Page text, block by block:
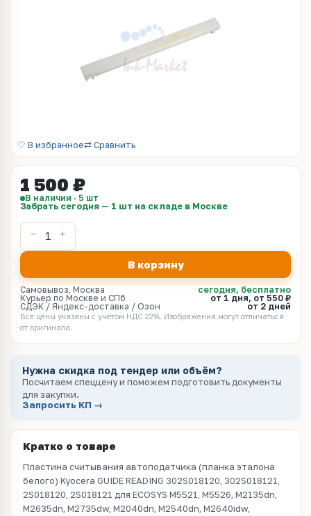
♡ В избранное⇄ Сравнить
1 500 ₽
В наличии · 5 шт
Забрать сегодня — 1 шт на складе в Москве
В корзину
Самовывоз, Москва
сегодня, бесплатно
Курьер по Москве и СПб
от 1 дня, от 550 ₽
СДЭК / Яндекс-доставка / Озон
от 2 дней
Все цены указаны с учётом НДС 22%. Изображения могут отличаться
от оригинала.
Нужна скидка под тендер или объём?
Посчитаем спеццену и поможем подготовить документы
для закупки.
Запросить КП →
Кратко о товаре
Пластина считывания автоподатчика (планка эталона
белого) Kyocera GUIDE READING 302S018120, 302S018121,
2S018120, 2S018121 для ECOSYS M5521, M5526, M2135dn,
M2635dn, M2735dw, M2040dn, M2540dn, M2640idw,